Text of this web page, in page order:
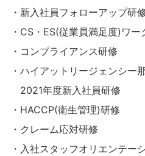
・新入社員フォローアップ研
・CS・ES(従業員満足度)ワー
・コンプライアンス研修
・ハイアットリージェンシー
2021年度新入社員研修
・HACCP(衛生管理)研修
・クレーム応対研修
・入社スタッフオリエンテー